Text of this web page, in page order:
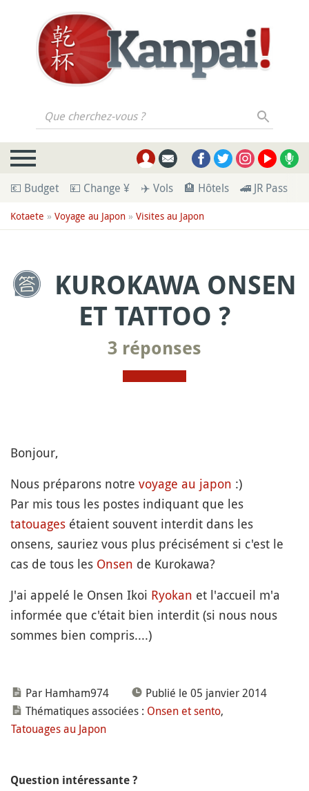
Que cherchez-vous ?
💶 Budget 💴 Change ¥ ✈️ Vols 🏨 Hôtels 🚄 JR Pass
Kotaete » Voyage au Japon » Visites au Japon
KUROKAWA ONSEN
ET TATTOO ?
3 réponses
Bonjour,
Nous préparons notre voyage au japon :)
Par mis tous les postes indiquant que les
tatouages étaient souvent interdit dans les
onsens, sauriez vous plus précisément si c'est le
cas de tous les Onsen de Kurokawa?
J'ai appelé le Onsen Ikoi Ryokan et l'accueil m'a
informée que c'était bien interdit (si nous nous
sommes bien compris....)
Par Hamham974
Publié le 05 janvier 2014
Thématiques associées : Onsen et sento,
Tatouages au Japon
Question intéressante ?